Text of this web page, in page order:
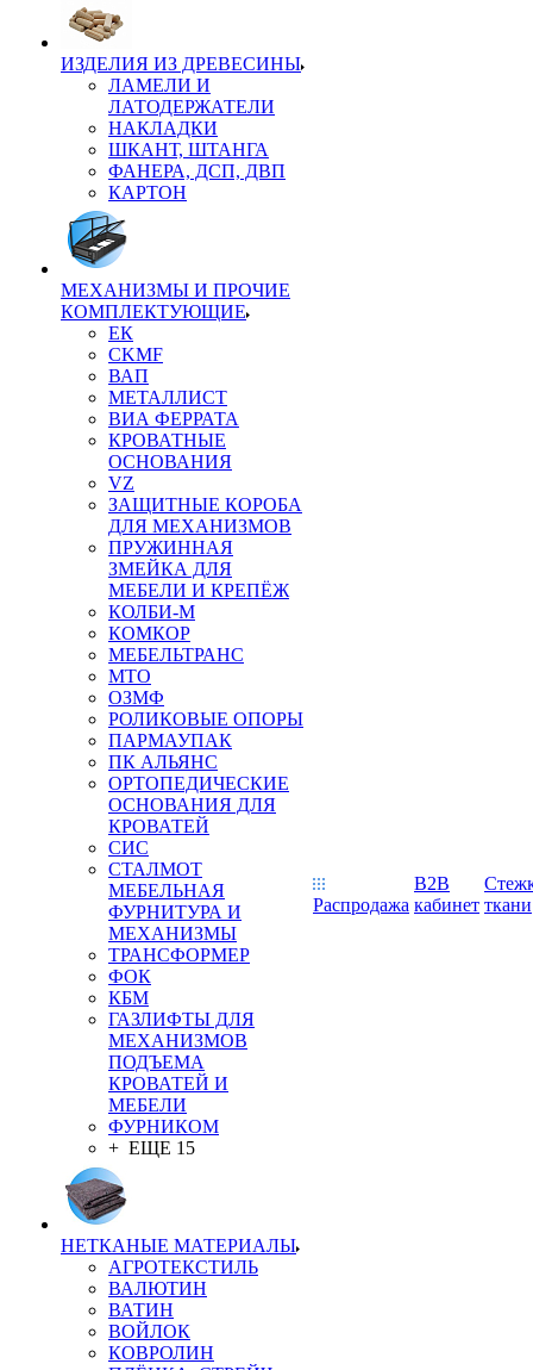
ИЗДЕЛИЯ ИЗ ДРЕВЕСИНЫ
ЛАМЕЛИ И
ЛАТОДЕРЖАТЕЛИ
НАКЛАДКИ
ШКАНТ, ШТАНГА
ФАНЕРА, ДСП, ДВП
КАРТОН
МЕХАНИЗМЫ И ПРОЧИЕ
КОМПЛЕКТУЮЩИЕ
ЕК
CKMF
ВАП
МЕТАЛЛИСТ
ВИА ФЕРРАТА
КРОВАТНЫЕ
ОСНОВАНИЯ
VZ
ЗАЩИТНЫЕ КОРОБА
ДЛЯ МЕХАНИЗМОВ
ПРУЖИННАЯ
ЗМЕЙКА ДЛЯ
МЕБЕЛИ И КРЕПЁЖ
КОЛБИ-М
КОМКОР
МЕБЕЛЬТРАНС
MTO
ОЗМФ
РОЛИКОВЫЕ ОПОРЫ
ПАРМАУПАК
ПК АЛЬЯНС
ОРТОПЕДИЧЕСКИЕ
ОСНОВАНИЯ ДЛЯ
КРОВАТЕЙ
СИС
СТАЛМОТ
МЕБЕЛЬНАЯ
ФУРНИТУРА И
МЕХАНИЗМЫ
ТРАНСФОРМЕР
ФОК
КБМ
ГАЗЛИФТЫ ДЛЯ
МЕХАНИЗМОВ
ПОДЪЕМА
КРОВАТЕЙ И
МЕБЕЛИ
ФУРНИКОМ
+ ЕЩЕ 15
НЕТКАНЫЕ МАТЕРИАЛЫ
АГРОТЕКСТИЛЬ
ВАЛЮТИН
ВАТИН
ВОЙЛОК
КОВРОЛИН
Распродажа
B2B
кабинет ткани